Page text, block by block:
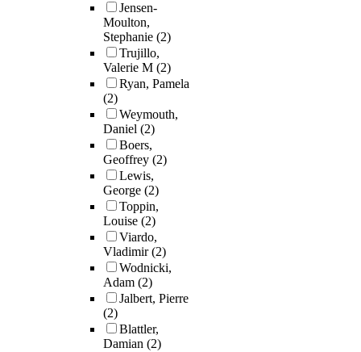
Jensen-
Moulton,
Stephanie (2)
Trujillo,
Valerie M (2)
Ryan, Pamela
(2)
Weymouth,
Daniel (2)
Boers,
Geoffrey (2)
Lewis,
George (2)
Toppin,
Louise (2)
Viardo,
Vladimir(2)
Wodnicki,
Adam (2)
Jalbert, Pierre
(2)
Blattler,
Damian (2)